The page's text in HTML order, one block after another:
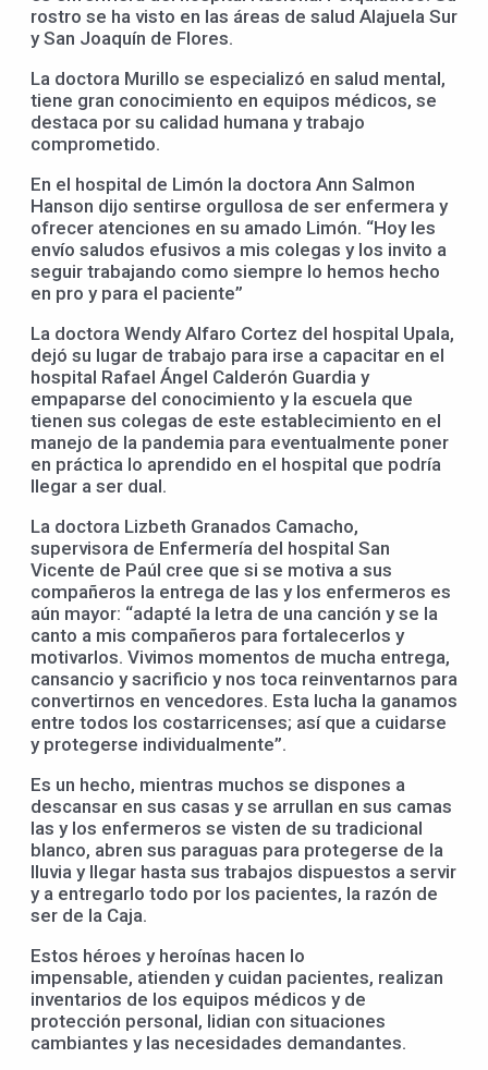
rostro se ha visto en las áreas de salud Alajuela Sur
y San Joaquín de Flores.
La doctora Murillo se especializó en salud mental,
tiene gran conocimiento en equipos médicos, se
destaca por su calidad humana y trabajo
comprometido.
En el hospital de Limón la doctora Ann Salmon
Hanson dijo sentirse orgullosa de ser enfermera y
ofrecer atenciones en su amado Limón. “Hoy les
envío saludos efusivos a mis colegas y los invito a
seguir trabajando como siempre lo hemos hecho
en pro y para el paciente”
La doctora Wendy Alfaro Cortez del hospital Upala,
dejó su lugar de trabajo para irse a capacitar en el
hospital Rafael Ángel Calderón Guardia y
empaparse del conocimiento y la escuela que
tienen sus colegas de este establecimiento en el
manejo de la pandemia para eventualmente poner
en práctica lo aprendido en el hospital que podría
llegar a ser dual.
La doctora Lizbeth Granados Camacho,
supervisora de Enfermería del hospital San
Vicente de Paúl cree que si se motiva a sus
compañeros la entrega de las y los enfermeros es
aún mayor: “adapté la letra de una canción y se la
canto a mis compañeros para fortalecerlos y
motivarlos. Vivimos momentos de mucha entrega,
cansancio y sacrificio y nos toca reinventarnos para
convertirnos en vencedores. Esta lucha la ganamos
entre todos los costarricenses; así que a cuidarse
y protegerse individualmente”.
Es un hecho, mientras muchos se dispones a
descansar en sus casas y se arrullan en sus camas
las y los enfermeros se visten de su tradicional
blanco, abren sus paraguas para protegerse de la
lluvia y llegar hasta sus trabajos dispuestos a servir
y a entregarlo todo por los pacientes, la razón de
ser de la Caja.
Estos héroes y heroínas hacen lo
impensable, atienden y cuidan pacientes, realizan
inventarios de los equipos médicos y de
protección personal, lidian con situaciones
cambiantes y las necesidades demandantes.